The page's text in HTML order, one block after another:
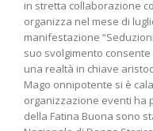
in stretta collaborazione
organizza nel mese di
manifestazione
suo svolgimento
una realtà in chiave
Mago onnipotente si è
organizzazione eventi ha
della Fatina Buona sono